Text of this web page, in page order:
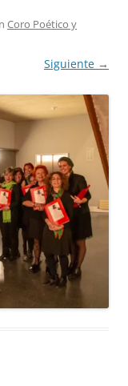
Coro Poético y
Siguiente →